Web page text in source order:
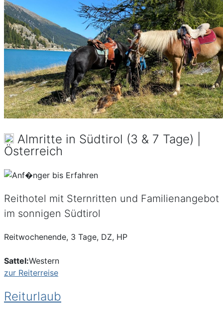
Almritte in Südtirol (3 & 7 Tage) |
Österreich
Reithotel mit Sternritten und Familienangebot
im sonnigen Südtirol
Reitwochenende, 3 Tage, DZ, HP
Sattel:Western
zur Reiterreise
Reiturlaub